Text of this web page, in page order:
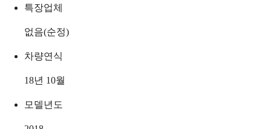
특장업체
없음(순정)
차량연식
18년 10월
모델년도